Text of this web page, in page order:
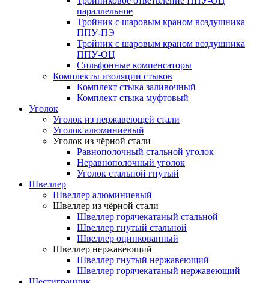
параллельное
Тройник с шаровым краном воздушника
ППУ-ПЭ
Тройник с шаровым краном воздушника
ППУ-ОЦ
Сильфонные компенсаторы
Комплекты изоляции стыков
Комплект стыка заливочный
Комплект стыка муфтовый
Уголок
Уголок из нержавеющей стали
Уголок алюминиевый
Уголок из чёрной стали
Равнополочный стальной уголок
Неравнополочный уголок
Уголок стальной гнутый
Швеллер
Швеллер алюминиевый
Швеллер из чёрной стали
Швеллер горячекатаный стальной
Швеллер гнутый стальной
Швеллер оцинкованный
Швеллер нержавеющий
Швеллер гнутый нержавеющий
Швеллер горячекатаный нержавеющий